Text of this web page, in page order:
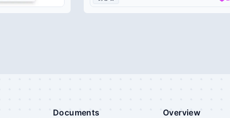
Documents Overview